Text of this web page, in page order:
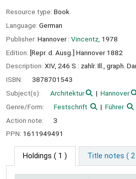
Resource type: Book
Language: German
Publisher: Hannover : Vincentz, 1978
Edition: [Repr. d. Ausg.] Hannover 1882
Description: XIV, 246 S : zahlr. Ill., graph.
ISBN:
3878701543
Subject(s):
Architektur Hannover
Genre/Form:
Festschrift
Führer
Action note:
3
PPN: 1611949491
Holdings ( 1 ) Title notes ( 2